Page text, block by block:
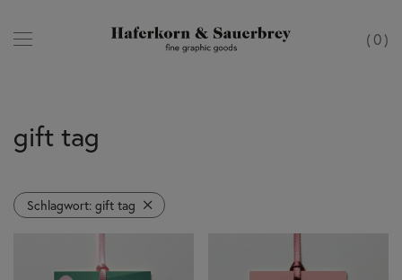
0
gift tag
Schlagwort: gift tag